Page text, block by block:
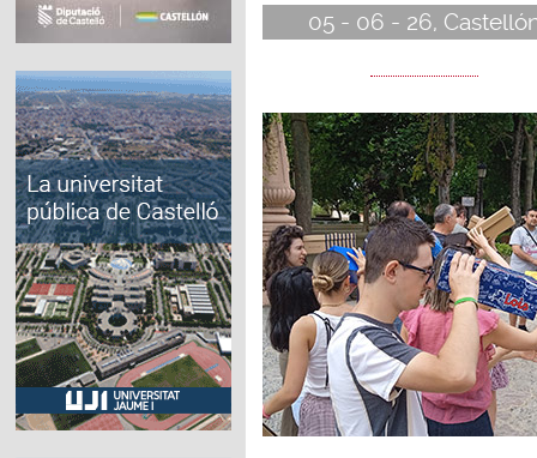
05 - 06 - 26,